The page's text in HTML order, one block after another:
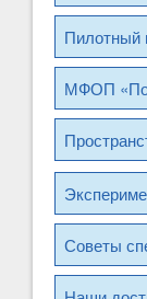
Пилотный
МФОП
Советы